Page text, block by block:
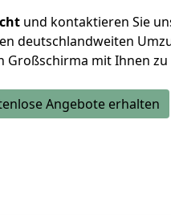
und kontaktieren Sie
deutschlandweiten
Großschirma mit Ihnen zu
Angebote erhalten